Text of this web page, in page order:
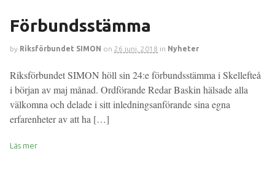
Förbundsstämma
by Riksförbundet SIMON on 26 juni, 2018 in Nyheter
Riksförbundet SIMON höll sin 24:e förbundsstämma i Skellefteå
i början av maj månad. Ordförande Redar Baskin hälsade alla
välkomna och delade i sitt inledningsanförande sina egna
erfarenheter av att ha […]
Läs mer